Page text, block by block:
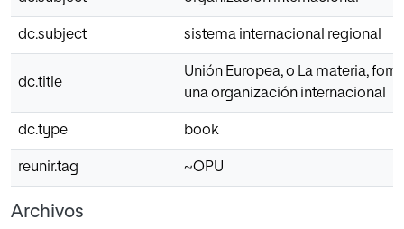
dc.subject sistema internacional regional
dc.title
Unión Europea, o La materia,
una organización internacional
dc.type book
reunir.tag ~OPU
Archivos